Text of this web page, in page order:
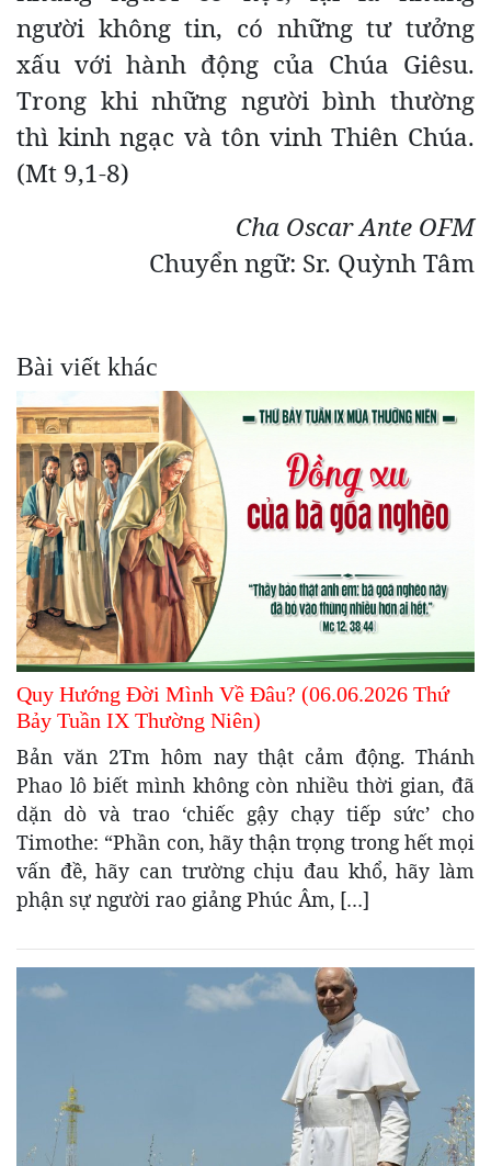
người không tin, có những tư tưởng
xấu với hành động của Chúa Giêsu.
Trong khi những người bình thường
thì kinh ngạc và tôn vinh Thiên Chúa.
(Mt 9,1-8)
Cha Oscar Ante OFM
Chuyển ngữ: Sr. Quỳnh Tâm
Bài viết khác
Quy Hướng Đời Mình Về Đâu? (06.06.2026 Thứ
Bảy Tuần IX Thường Niên)
Bản văn 2Tm hôm nay thật cảm động. Thánh
Phao lô biết mình không còn nhiều thời gian, đã
dặn dò và trao ‘chiếc gậy chạy tiếp sức’ cho
Timothe: “Phần con, hãy thận trọng trong hết mọi
vấn đề, hãy can trường chịu đau khổ, hãy làm
phận sự người rao giảng Phúc Âm, […]